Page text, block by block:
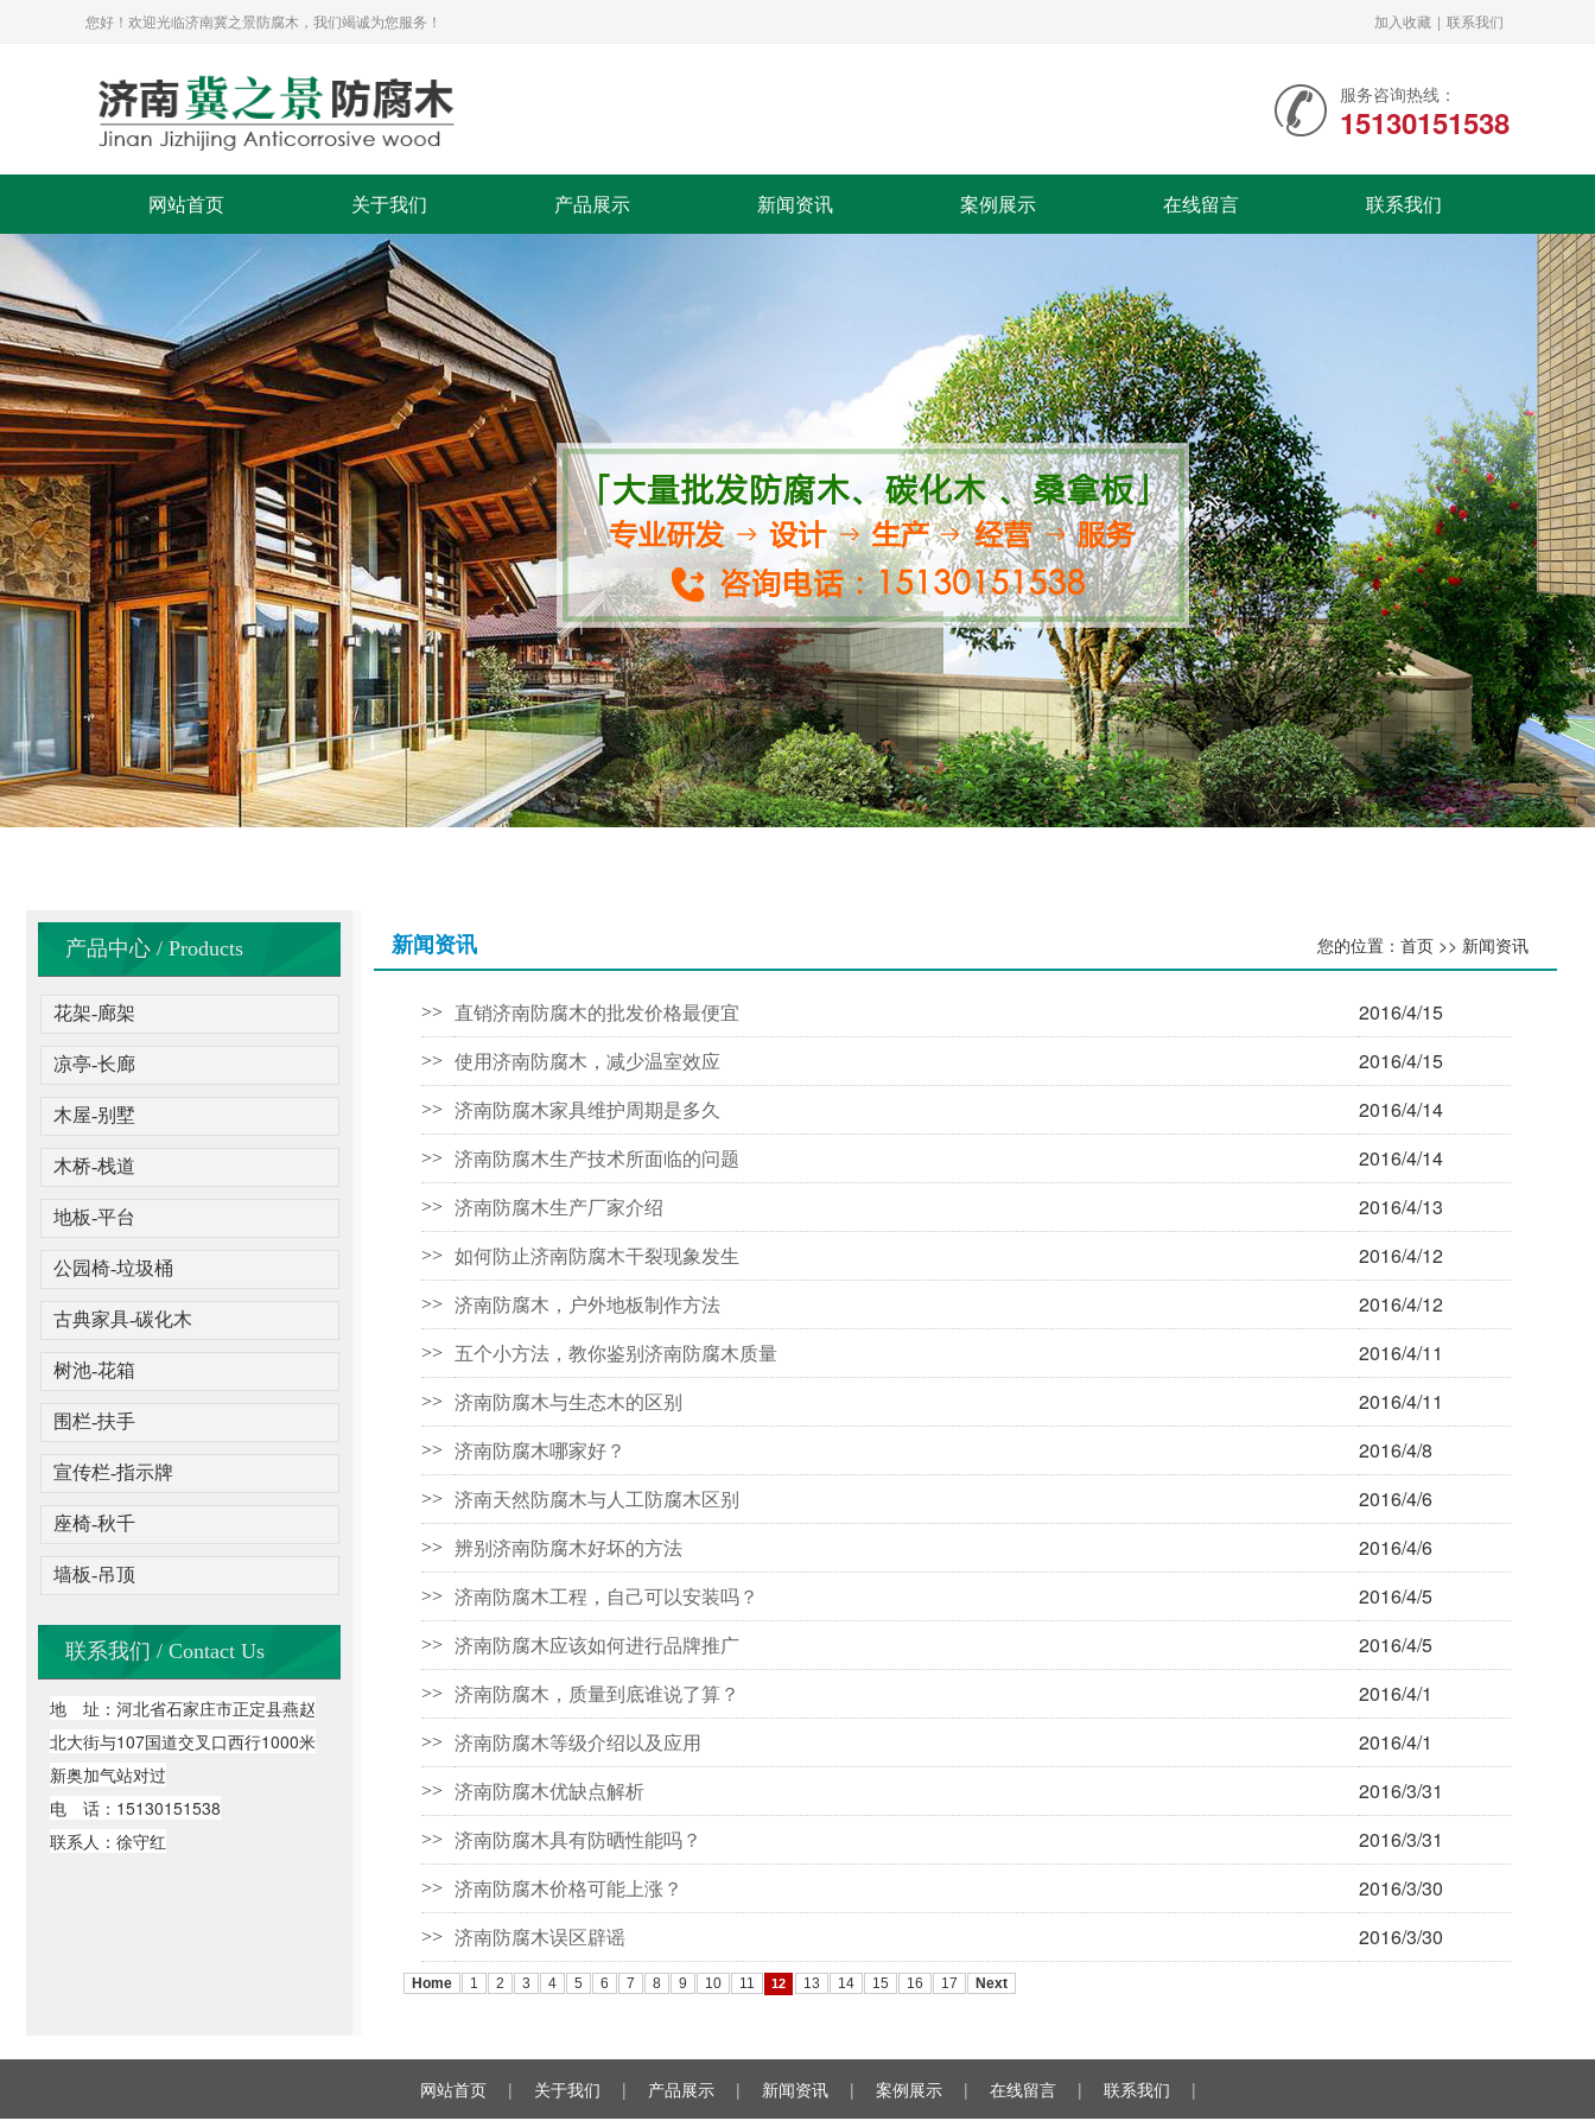
您好！欢迎光临济南冀之景防腐木，我们竭诚为您服务！ 加入收藏 | 联系我们
服务咨询热线：
15130151538
网站首页 关于我们 产品展示 新闻资讯 案例展示 在线留言 联系我们
产品中心 / Products
花架-廊架
凉亭-长廊
木屋-别墅
木桥-栈道
地板-平台
公园椅-垃圾桶
古典家具-碳化木
树池-花箱
围栏-扶手
宣传栏-指示牌
座椅-秋千
墙板-吊顶
联系我们 / Contact Us
地 址：河北省石家庄市正定县燕赵
北大街与107国道交叉口西行1000米
新奥加气站对过
电 话：15130151538
联系人：徐守红
新闻资讯 您的位置：首页 >> 新闻资讯
>> 直销济南防腐木的批发价格最便宜 2016/4/15
>> 使用济南防腐木，减少温室效应 2016/4/15
>> 济南防腐木家具维护周期是多久 2016/4/14
>> 济南防腐木生产技术所面临的问题 2016/4/14
>> 济南防腐木生产厂家介绍 2016/4/13
>> 如何防止济南防腐木干裂现象发生 2016/4/12
>> 济南防腐木，户外地板制作方法 2016/4/12
>> 五个小方法，教你鉴别济南防腐木质量 2016/4/11
>> 济南防腐木与生态木的区别 2016/4/11
>> 济南防腐木哪家好？ 2016/4/8
>> 济南天然防腐木与人工防腐木区别 2016/4/6
>> 辨别济南防腐木好坏的方法 2016/4/6
>> 济南防腐木工程，自己可以安装吗？ 2016/4/5
>> 济南防腐木应该如何进行品牌推广 2016/4/5
>> 济南防腐木，质量到底谁说了算？ 2016/4/1
>> 济南防腐木等级介绍以及应用 2016/4/1
>> 济南防腐木优缺点解析 2016/3/31
>> 济南防腐木具有防晒性能吗？ 2016/3/31
>> 济南防腐木价格可能上涨？ 2016/3/30
>> 济南防腐木误区辟谣 2016/3/30
Home 1 2 3 4 5 6 7 8 9 10 11 12 13 14 15 16 17 Next
网站首页 | 关于我们 | 产品展示 | 新闻资讯 | 案例展示 | 在线留言 | 联系我们 |